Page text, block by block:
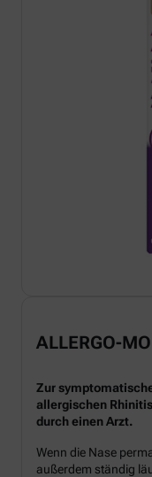
ALLERGO-
Zur
allergischen
durch einen Arzt.
Wenn die Nase
außerdem ständig